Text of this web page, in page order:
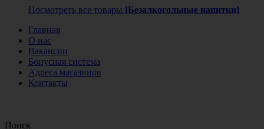
Посмотреть все товары [Безалкогольные напитки]
Главная
О нас
Вакансии
Бонусная система
Адреса магазинов
Контакты
Поиск